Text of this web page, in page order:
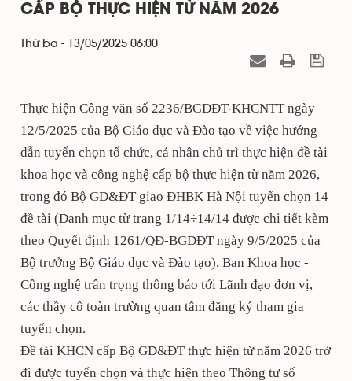
CẤP BỘ THỰC HIỆN TỪ NĂM 2026
Thứ ba - 13/05/2025 06:00
Thực hiện Công văn số 2236/BGDĐT-KHCNTT ngày
12/5/2025 của Bộ Giáo dục và Đào tạo về việc hướng
dẫn tuyển chọn tổ chức, cá nhân chủ trì thực hiện đề tài
khoa học và công nghệ cấp bộ thực hiện từnăm 2026,
trong đó Bộ GD&ĐT giao ĐHBK Hà Nội tuyển chọn 14
đề tài (Danh mục từ trang 1/14÷14/14 được chi tiết kèm
theo Quyết định 1261/QĐ-BGDĐT ngày 9/5/2025 của
Bộ trưởng Bộ Giáo dục và Đào tạo), Ban Khoa học -
Công nghệ trân trọng thông báo tới Lãnh đạo đơn vị,
các thầy cô toàn trường quan tâm đăng ký tham gia
tuyển chọn.
Đề tài KHCN cấp Bộ GD&ĐT thực hiện từ năm 2026 trở
đi được tuyển chọn và thực hiện theo Thông tư số